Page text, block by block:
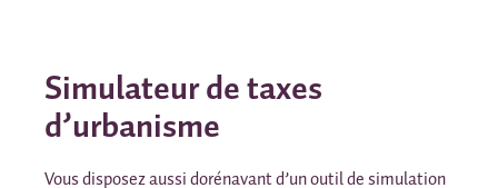
Simulateur de taxes
d’urbanisme
Vous disposez aussi dorénavant d’un outil de simulation